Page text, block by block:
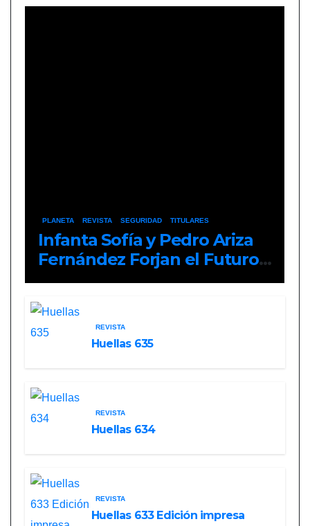
PLANETA REVISTA SEGURIDAD TITULARES
Infanta Sofía y Pedro Ariza
Fernández Forjan el Futuro
de la Soberanía Real
REVISTA
Huellas 635
REVISTA
Huellas 634
REVISTA
Huellas 633 Edición impresa